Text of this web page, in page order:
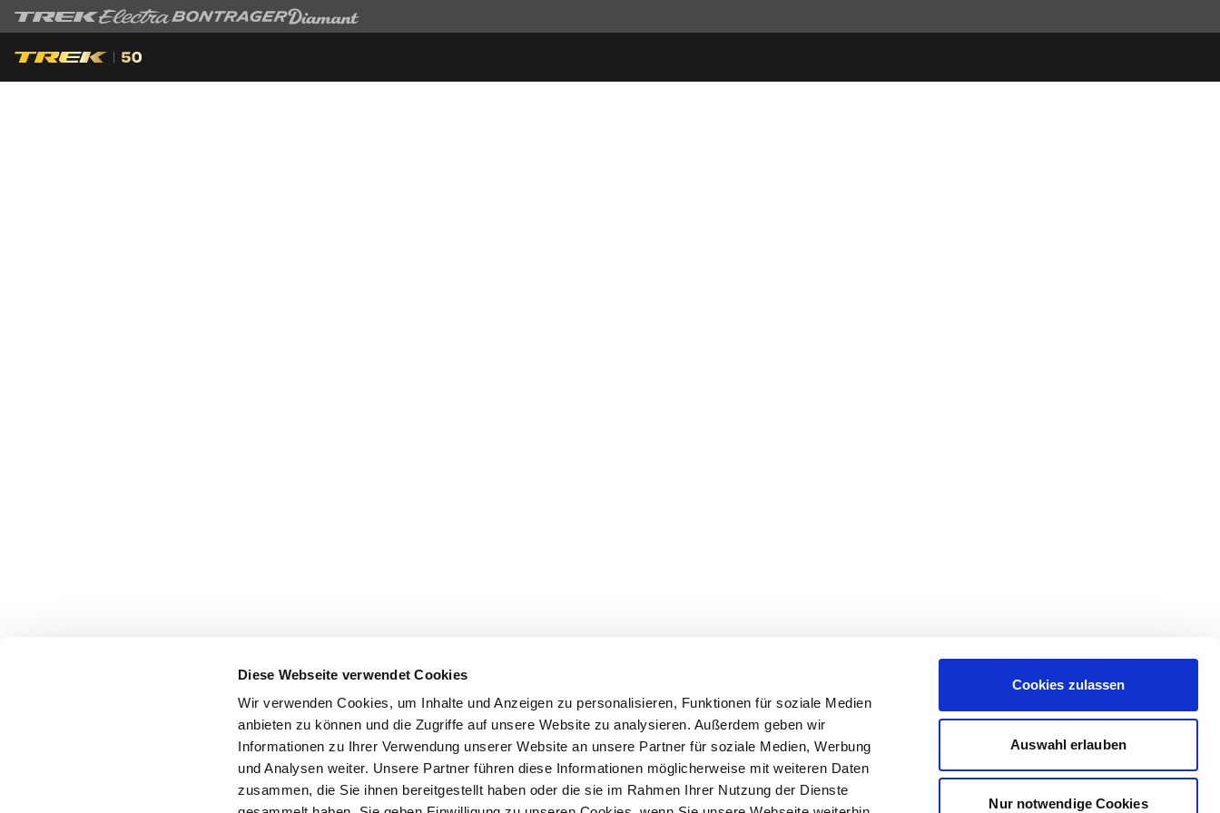
Diese Webseite verwendet Cookies
Wir verwenden Cookies, um Inhalte und Anzeigen zu personalisieren, Funktionen für soziale Medien
anbieten zu können und die Zugriffe auf unsere Website zu analysieren. Außerdem geben wir
Informationen zu Ihrer Verwendung unserer Website an unsere Partner für soziale Medien, Werbung
und Analysen weiter. Unsere Partner führen diese Informationen möglicherweise mit weiteren Daten
zusammen, die Sie ihnen bereitgestellt haben oder die sie im Rahmen Ihrer Nutzung der Dienste
Cookies zulassen
Auswahl erlauben
Nur notwendige Cookies